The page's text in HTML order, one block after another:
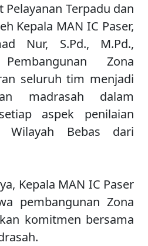
Pelayanan Terpadu dan
Kepala MAN IC Paser,
Nur, S.Pd., M.Pd.,
Zona
seluruh tim menjadi
madrasah dalam
aspek penilaian
Wilayah Bebas dari
Kepala MAN IC Paser
pembangunan Zona
komitmen bersama